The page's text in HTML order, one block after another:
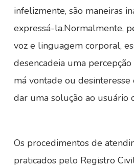
infelizmente, são maneiras
expressá-la.Normalmente,
voz e linguagem corporal,
desencadeia uma
má vontade ou
dar uma solução ao usuário
Os procedimentos de
praticados pelo Registro